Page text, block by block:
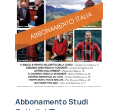
Abbonamento Studi